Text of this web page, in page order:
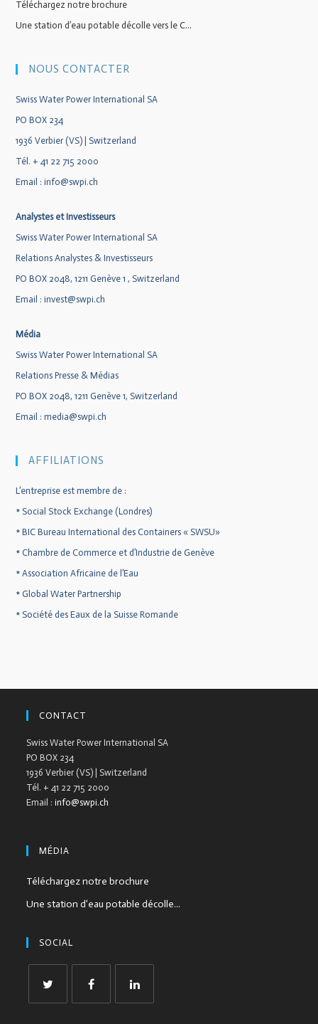
Téléchargez notre brochure
Une station d’eau potable décolle vers le C...
NOUS CONTACTER
Swiss Water Power International SA
PO BOX 234
1936 Verbier (VS) | Switzerland
Tél. + 41 22 715 2000
Email :info@swpi.ch
Analystes et Investisseurs
Swiss Water Power International SA
Relations Analystes & Investisseurs
PO BOX 2048, 1211 Genève 1 , Switzerland
Email : invest@swpi.ch
Média
Swiss Water Power International SA
Relations Presse & Médias
PO BOX 2048, 1211 Genève 1, Switzerland
Email : media@swpi.ch
AFFILIATIONS
L’entreprise est membre de :
* Social Stock Exchange (Londres)
*BIC Bureau International des Containers « SWSU»
*Chambre de Commerce et d’Industrie de Genève
*Association Africaine de l’Eau
*Global Water Partnership
* Société des Eaux de la Suisse Romande
CONTACT
Swiss Water Power International SA
PO BOX 234
1936 Verbier (VS) | Switzerland
Tél. + 41 22 715 2000
Email :info@swpi.ch
MÉDIA
Téléchargez notre brochure
Une station d’eau potable décolle...
SOCIAL